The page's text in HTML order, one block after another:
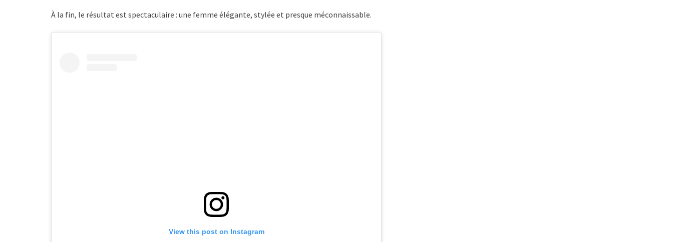
À la fin, le résultat est spectaculaire : une femme élégante, stylée et presque méconnaissable.
View this post on Instagram